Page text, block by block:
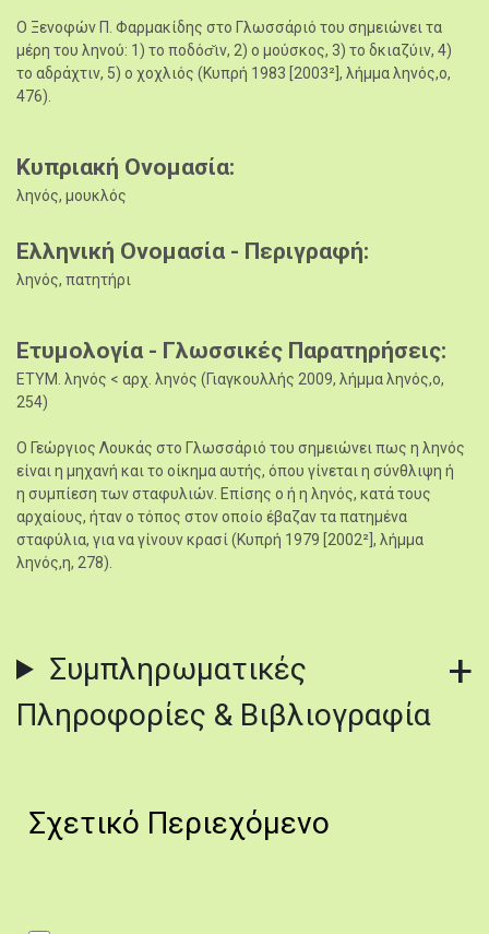
Ο Ξενοφών Π. Φαρμακίδης στο Γλωσσάριό του σημειώνει τα
μέρη του ληνού: 1) το ποδόσ̆ιν, 2) ο μούσκος, 3) το δκιαζύιν, 4)
το αδράχτιν, 5) ο χοχλιός (Κυπρή 1983 [2003²], λήμμα ληνός,ο,
476).
Κυπριακή Ονομασία
ληνός, μουκλός
Ελληνική Ονομασία - Περιγραφή
ληνός, πατητήρι
Ετυμολογία - Γλωσσικές Παρατηρήσεις
ΕΤΥΜ. ληνός < αρχ. ληνός (Γιαγκουλλής 2009, λήμμα ληνός,ο,
254)
Ο Γεώργιος Λουκάς στο Γλωσσάριό του σημειώνει πως η ληνός
είναι η μηχανή και το οίκημα αυτής, όπου γίνεται η σύνθλιψη ή
η συμπίεση των σταφυλιών. Επίσης ο ή η ληνός, κατά τους
αρχαίους, ήταν ο τόπος στον οποίο έβαζαν τα πατημένα
σταφύλια, για να γίνουν κρασί (Κυπρή 1979 [2002²], λήμμα
ληνός,η, 278).
Συμπληρωματικές
Πληροφορίες & Βιβλιογραφία
Σχετικό Περιεχόμενο